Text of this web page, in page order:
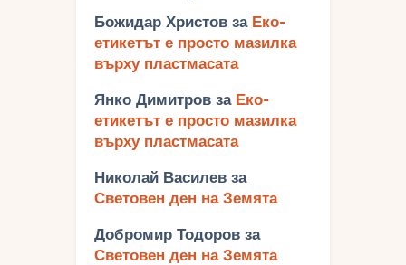
Божидар Христов за Еко-
етикетът е просто мазилка
върху пластмасата
Янко Димитров за Еко-
етикетът е просто мазилка
върху пластмасата
Николай Василев за
Световен ден на Земята
Добромир Тодоров за
Световен ден на Земята